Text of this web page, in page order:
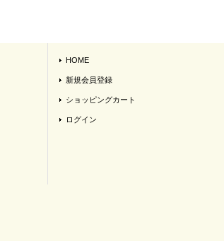
HOME
新規会員登録
ショッピングカート
ログイン